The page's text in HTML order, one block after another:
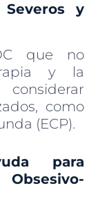
Severos y
que no
y la
como
(ECP).
para